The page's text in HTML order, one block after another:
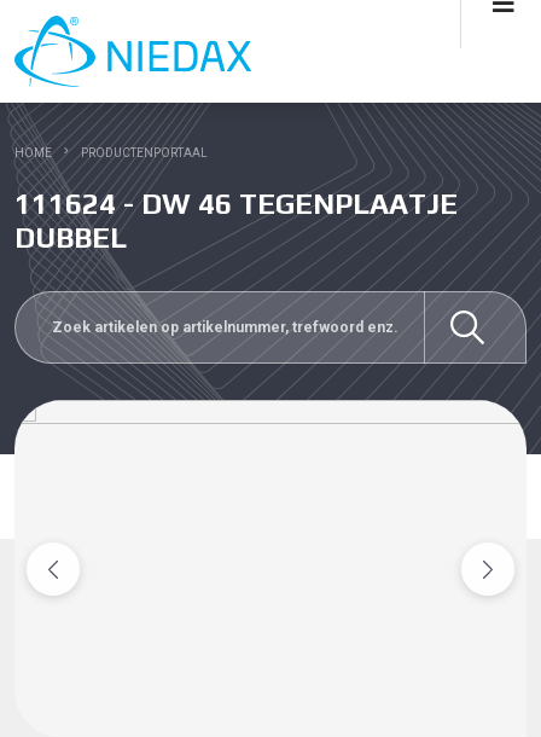
HOME PRODUCTENPORTAAL
111624 - DW 46 TEGENPLAATJE
DUBBEL